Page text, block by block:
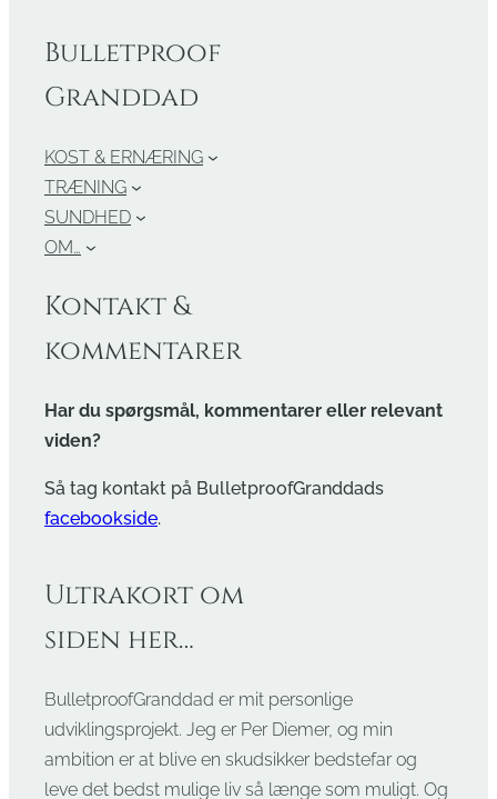
Bulletproof
Granddad
KOST & ERNÆRING
TRÆNING
SUNDHED
OM…
Kontakt &
kommentarer
Har du spørgsmål, kommentarer eller relevant
viden?
Så tag kontakt på BulletproofGranddads
facebookside.
Ultrakort om
siden her…
BulletproofGranddad er mit personlige
udviklingsprojekt. Jeg er Per Diemer, og min
ambition er at blive en skudsikker bedstefar og
leve det bedst mulige liv så længe som muligt. Og